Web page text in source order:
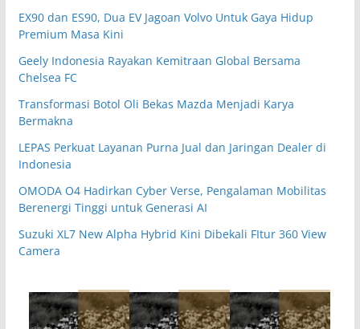
EX90 dan ES90, Dua EV Jagoan Volvo Untuk Gaya Hidup
Premium Masa Kini
Geely Indonesia Rayakan Kemitraan Global Bersama
Chelsea FC
Transformasi Botol Oli Bekas Mazda Menjadi Karya
Bermakna
LEPAS Perkuat Layanan Purna Jual dan Jaringan Dealer di
Indonesia
OMODA O4 Hadirkan Cyber Verse, Pengalaman Mobilitas
Berenergi Tinggi untuk Generasi AI
Suzuki XL7 New Alpha Hybrid Kini Dibekali FItur 360 View
Camera